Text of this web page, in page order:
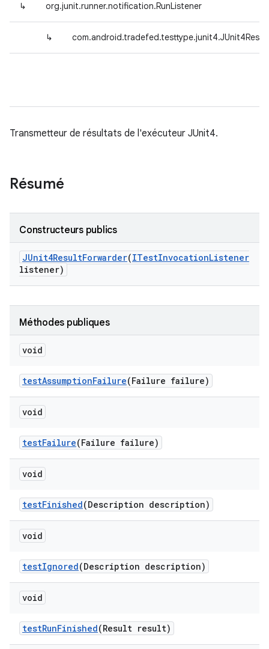
↳ org.junit.runner.notification.RunListener
↳
Transmetteur de résultats de l'exécuteur JUnit4.
Résumé
Constructeurs publics
JUnit4ResultForwarder(ITestInvocationListener
listener)
Méthodes publiques
void
testAssumptionFailure(Failure failure)
void
testFailure(Failure failure)
void
testFinished(Description description)
void
testIgnored(Description description)
void
testRunFinished(Result result)